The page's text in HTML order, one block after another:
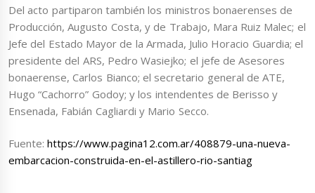
Del acto partiparon también los ministros bonaerenses de
Producción, Augusto Costa, y de Trabajo, Mara Ruiz Malec; el
Jefe del Estado Mayor de la Armada, Julio Horacio Guardia; el
presidente del ARS, Pedro Wasiejko; el jefe de Asesores
bonaerense, Carlos Bianco; el secretario general de ATE,
Hugo “Cachorro” Godoy; y los intendentes de Berisso y
Ensenada, Fabián Cagliardi y Mario Secco.
Fuente:https://www.pagina12.com.ar/408879-una-nueva-
embarcacion-construida-en-el-astillero-rio-santiag